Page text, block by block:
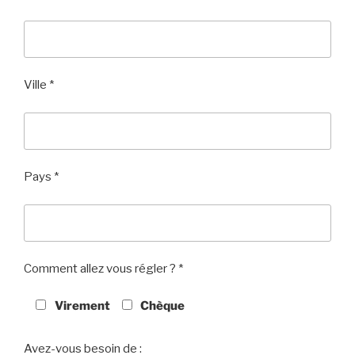
Ville *
Pays *
Comment allez vous régler ? *
Virement Chèque
Avez-vous besoin de :